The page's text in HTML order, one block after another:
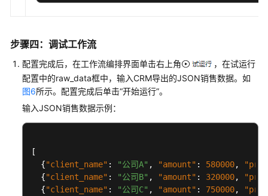
    }
    ret = {
"result": json.dumps(result,
    }
return ret
步骤四：调试工作流
配置完成后，在工作流编排界面单击右上角
，在试运行
配置中的raw_data框中，输入CRM导出的JSON销售数据。如
图6所示。配置完成后单击“开始运行”。
输入JSON销售数据示例：
[
{"client_name" : "公司A" , "amount" : 580000,
{"client_name" : "公司B" , "amount" : 320000,
{"client_name" : "公司C" , "amount" : 750000,